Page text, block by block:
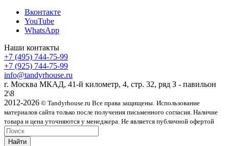
Вконтакте
YouTube
WhatsApp
Наши контакты
+7 (495) 744-75-99
+7 (925) 744-75-99
info@tandyrhouse.ru
г. Москва МКАД, 41-й километр, 4, стр. 32, ряд З - павильон
2\8
2012-2026 © Tandyrhouse.ru Все права защищены. Использование
материалов сайта только после получения письменного согласия. Наличие
товара и цена уточняются у менеджера. Не является публичной офертой
Найти